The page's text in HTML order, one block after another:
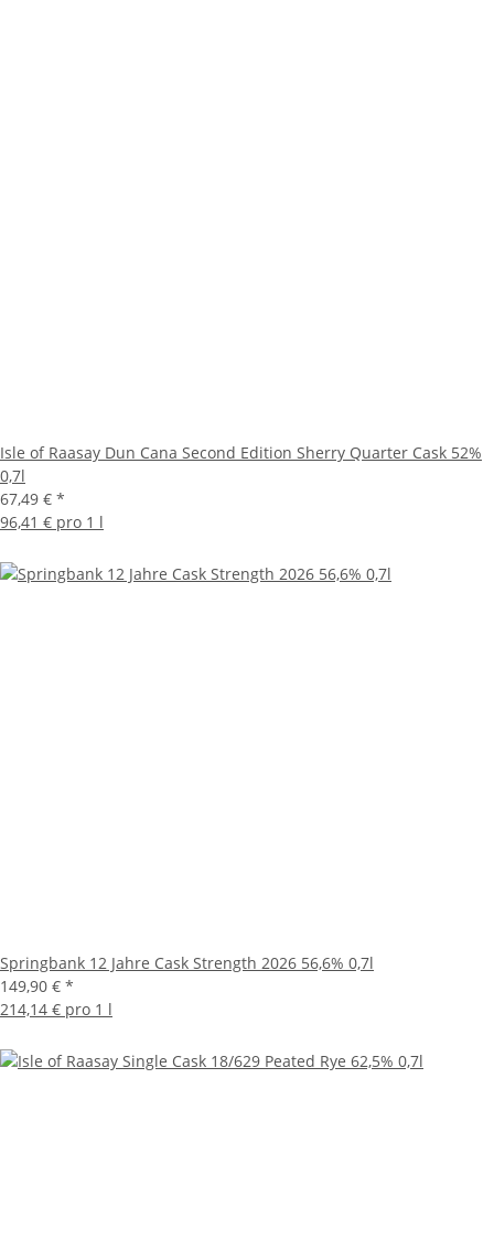
Isle of Raasay Dun Cana Second Edition Sherry Quarter Cask 52%
0,7l
67,49 € *
96,41 € pro 1 l
Springbank 12 Jahre Cask Strength 2026 56,6% 0,7l
149,90 € *
214,14 € pro 1 l